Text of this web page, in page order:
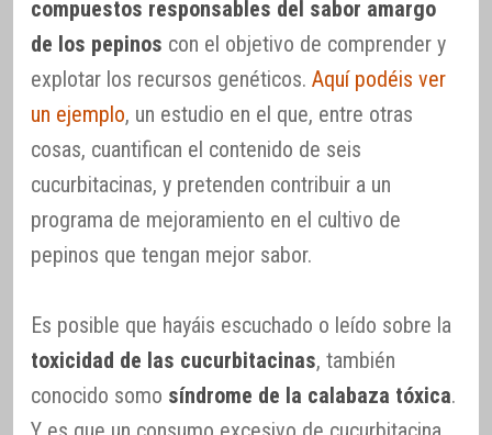
compuestos responsables del sabor amargo
de los pepinos con el objetivo de comprender y
explotar los recursos genéticos. Aquí podéis ver
un ejemplo, un estudio en el que, entre otras
cosas, cuantifican el contenido de seis
cucurbitacinas, y pretenden contribuir a un
programa de mejoramiento en el cultivo de
pepinos que tengan mejor sabor.
Es posible que hayáis escuchado o leído sobre la
toxicidad de las cucurbitacinas, también
conocido somo síndrome de la calabaza tóxica.